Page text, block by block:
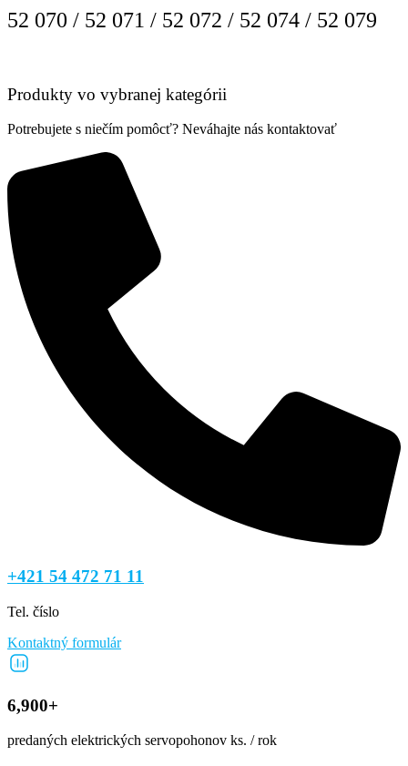
52 070 / 52 071 / 52 072 / 52 074 / 52 079
Produkty vo vybranej kategórii
Potrebujete s niečím pomôcť? Neváhajte nás kontaktovať
+421 54 472 71 11
Tel. číslo
Kontaktný formulár
6,900+
predaných elektrických servopohonov ks. / rok